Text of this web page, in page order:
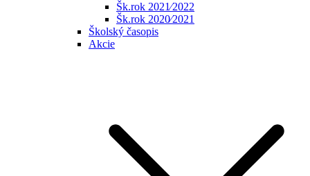
Šk.rok 2021⁄2022
Šk.rok 2020⁄2021
Školský časopis
Akcie